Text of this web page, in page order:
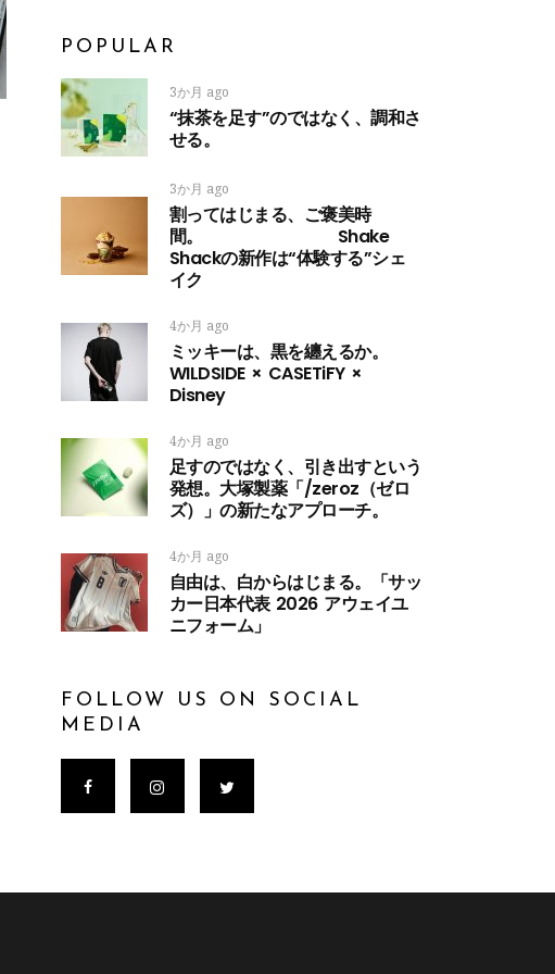
POPULAR
3か月 ago
“抹茶を足す”のではなく、調和さ
せる。
3か月 ago
割ってはじまる、ご褒美時
間。 Shake
Shackの新作は“体験する”シェ
イク
4か月 ago
ミッキーは、黒を纏えるか。
WILDSIDE × CASETiFY ×
Disney
4か月 ago
足すのではなく、引き出すという
発想。大塚製薬「/zeroz（ゼロ
ズ）」の新たなアプローチ。
4か月 ago
自由は、白からはじまる。「サッ
カー日本代表 2026 アウェイユ
ニフォーム」
FOLLOW US ON SOCIAL
MEDIA